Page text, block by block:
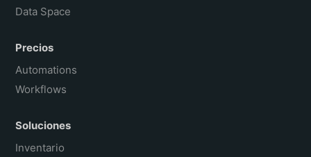
Data Space
Precios
Automations
Workflows
Soluciones
Inventario